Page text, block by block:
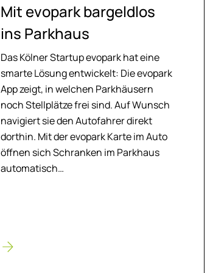
Mit ev­o­park bar­geld­los
ins Park­haus
Das Kölner Startup evopark hat eine
smarte Lösung entwickelt: Die evopark
App zeigt, in welchen Parkhäusern
noch Stellplätze frei sind. Auf Wunsch
navigiert sie den Autofahrer direkt
dorthin. Mit der evopark Karte im Auto
öffnen sich Schranken im Parkhaus
automatisch…